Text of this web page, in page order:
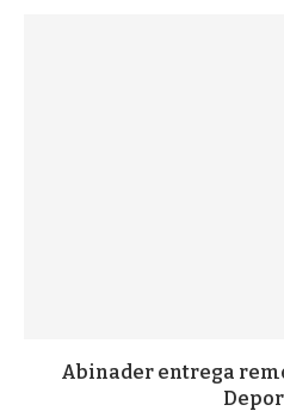
Abinader entrega